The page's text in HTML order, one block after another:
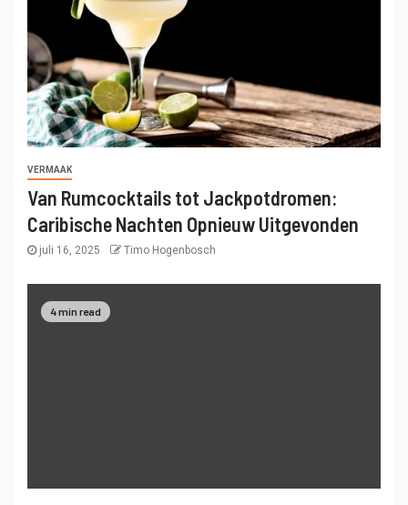
VERMAAK
Van Rumcocktails tot Jackpotdromen:
Caribische Nachten Opnieuw Uitgevonden
juli 16, 2025 Timo Hogenbosch
4 min read